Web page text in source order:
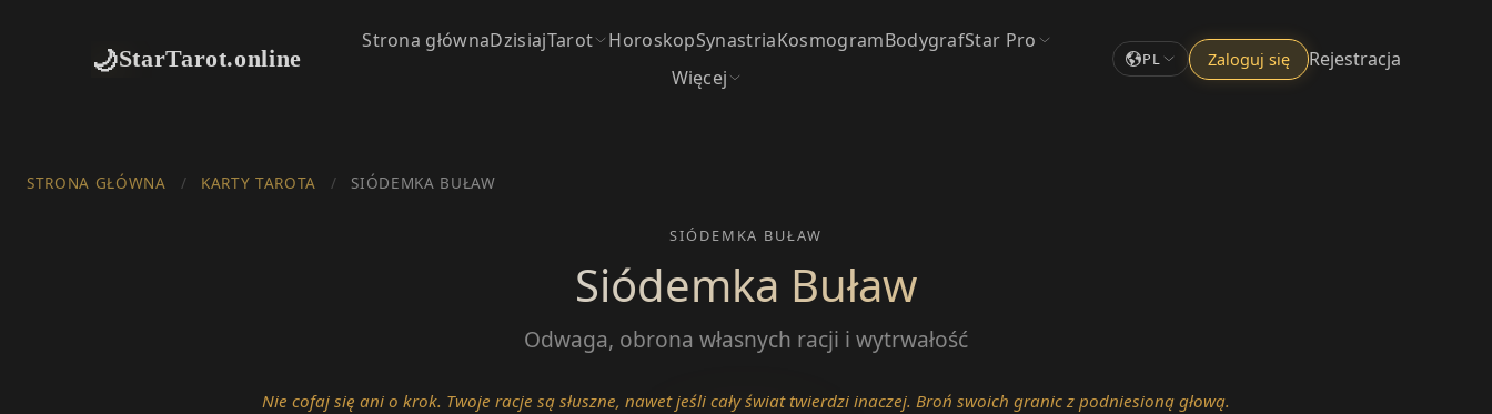
🌙StarTarot.online
Strona głównaDzisiajTarot HoroskopSynastriaKosmogramBodygrafStar Pro
Więcej
PL Zaloguj się Rejestracja
STRONA GŁÓWNA / KARTY TAROTA / SIÓDEMKA BUŁAW
SIÓDEMKA BUŁAW
Siódemka Buław
Odwaga, obrona własnych racji i wytrwałość
Nie cofaj się ani o krok. Twoje racje są słuszne, nawet jeśli cały świat twierdzi inaczej. Broń swoich granic z podniesioną głową.